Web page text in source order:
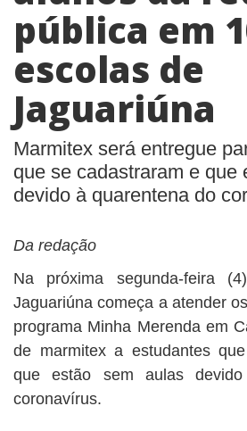
pública em
escolas de
Jaguariúna
Marmitex será entregue
que se cadastraram e que
devido à quarentena do
Da redação
Na próxima segunda-feira
Jaguariúna começa a atender
programa Minha Merenda em
de marmitex a estudantes
que estão sem aulas
coronavírus.